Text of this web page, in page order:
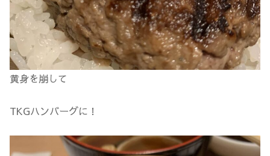
黄身を崩して
TKGハンバーグに！